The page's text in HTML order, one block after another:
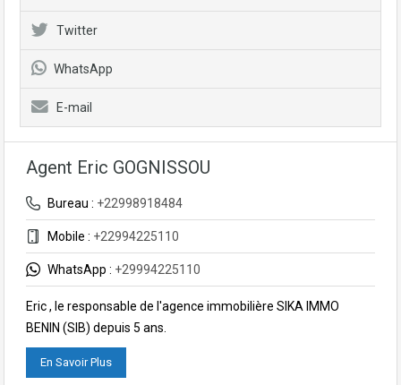
Twitter
WhatsApp
E-mail
Agent Eric GOGNISSOU
Bureau : +22998918484
Mobile : +22994225110
WhatsApp : +29994225110
Eric , le responsable de l'agence immobilière SIKA IMMO
BENIN (SIB) depuis 5 ans.
En Savoir Plus